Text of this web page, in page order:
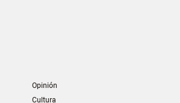
Opinión
Cultura